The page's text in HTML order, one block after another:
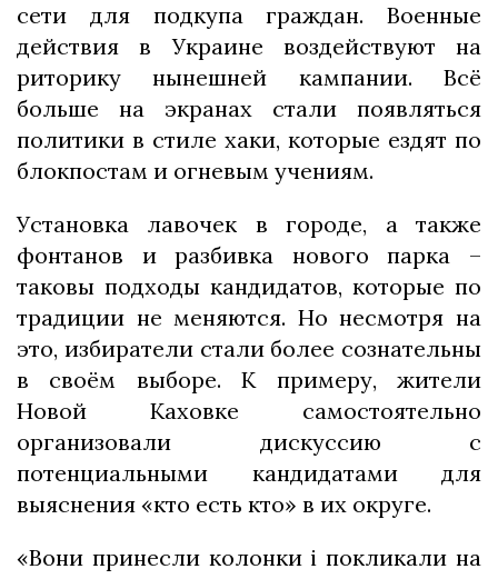
сети для подкупа граждан. Военные
действия в Украине воздействуют на
риторику нынешней кампании. Всё
больше на экранах стали появляться
политики в стиле хаки, которые ездят по
блокпостам и огневым учениям.
Установка лавочек в городе, а также
фонтанов и разбивка нового парка –
таковы подходы кандидатов, которые по
традиции не меняются. Но несмотря на
это, избиратели стали более сознательны
в своём выборе. К примеру, жители
Новой Каховке самостоятельно
организовали дискуссию с
потенциальными кандидатами для
выяснения «кто есть кто» в их округе.
«Вони принесли колонки і покликали на